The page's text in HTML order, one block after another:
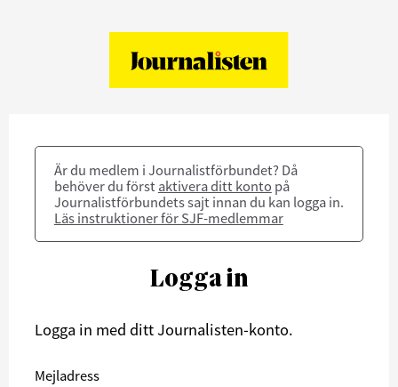
Är du medlem i Journalistförbundet? Då
behöver du först aktivera ditt konto på
Journalistförbundets sajt innan du kan logga in.
Läs instruktioner för SJF-medlemmar
Logga in
Logga in med ditt Journalisten-konto.
Mejladress